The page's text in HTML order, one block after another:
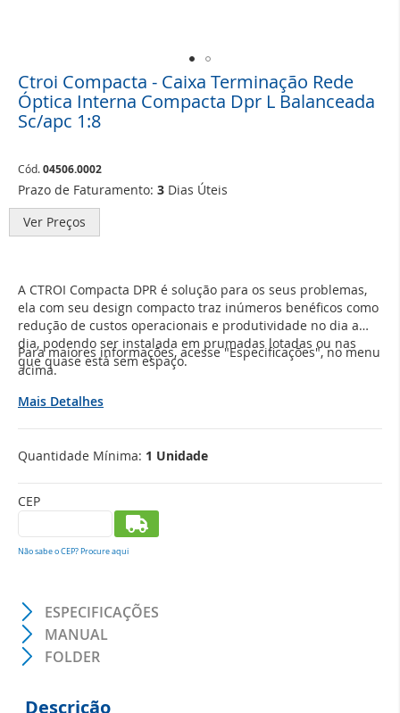
Ctroi Compacta - Caixa Terminação Rede
Óptica Interna Compacta Dpr L Balanceada
Sc/apc 1:8
Cód.04506.0002
Prazo de Faturamento: 3 Dias Úteis
Ver Preços
CEP
Não sabe o CEP? Procure aqui
A CTROI Compacta DPR é solução para os seus problemas,
ela com seu design compacto traz inúmeros benéficos como
redução de custos operacionais e produtividade no dia a
dia, podendo ser instalada em prumadas lotadas ou nas
que quase está sem espaço.
Além disso, tem a possibilidade de ser usada como caixa de
unidades habitacionais ou comerciais.
Para maiores informações, acesse "Especificações", no menu
acima.
Mais Detalhes
Quantidade Mínima: 1 Unidade
ESPECIFICAÇÕES
MANUAL
FOLDER
Saltar
para
o
início
Galeria
de
imagens
Descrição